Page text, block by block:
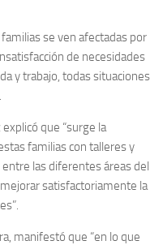
se ven afectadas por
de necesidades
y trabajo, todas situaciones
que “surge la
familias con talleres y
las diferentes áreas del
satisfactoriamente la
manifestó que “en lo que